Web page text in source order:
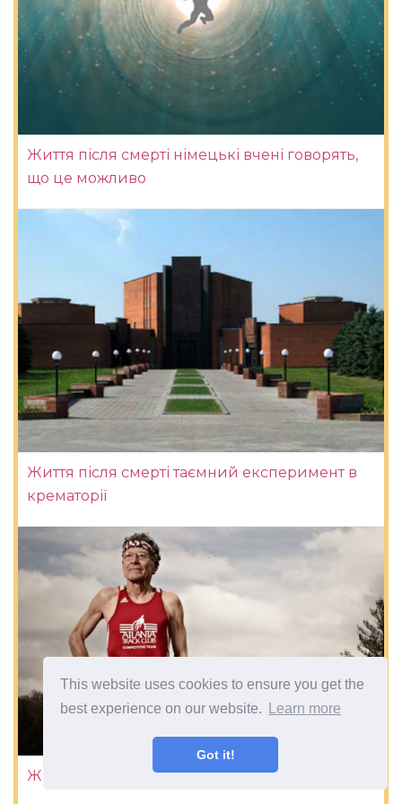
This website uses cookies to ensure you get the
best experience on our website.
Learn more
Got it!
Життя після смерті німецькі вчені говорять,
що це можливо
Життя після смерті таємний експеримент в
крематорії
Життя після 50 як зберегти здоров'я